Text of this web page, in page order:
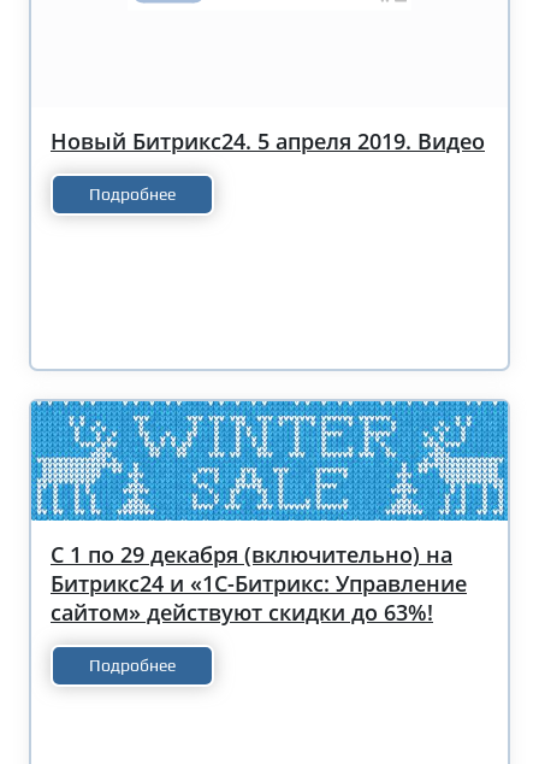
Новый Битрикс24. 5 апреля 2019. Видео
Подробнее
С 1 по 29 декабря (включительно) на
Битрикс24 и «1С-Битрикс: Управление
сайтом» действуют скидки до 63%!
Подробнее